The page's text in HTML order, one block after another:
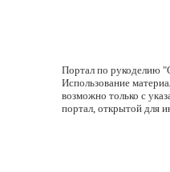
Портал по рукоделию
Использование
возможно только с
портал, открытой для